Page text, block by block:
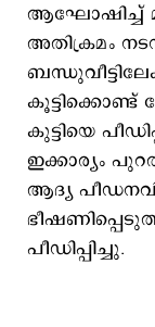
ആഘോഷിച്ച്
അതിക്രമം
കുട്ടിയെ
ഇക്കാര്യം
ആദ്യ
പീഡിപ്പിച്ചു.